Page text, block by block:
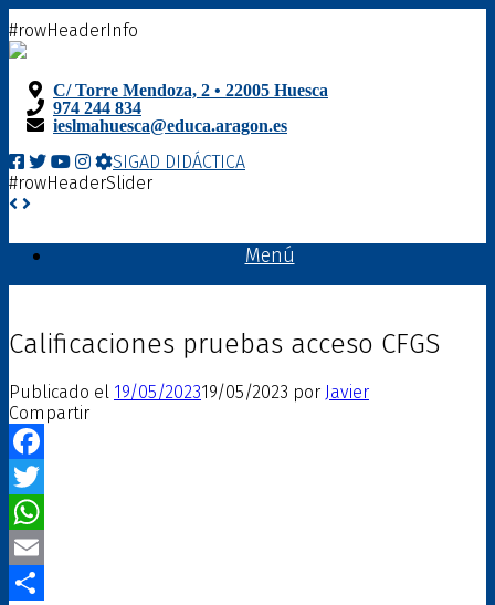
Saltar
al
contenido
#rowHeaderInfo
C/ Torre Mendoza, 2 • 22005 Huesca
974 244 834
ieslmahuesca@educa.aragon.es
SIGAD DIDÁCTICA
#rowHeaderSlider
Menú
Calificaciones pruebas acceso CFGS
Publicado el 19/05/202319/05/2023 por Javier
Compartir
Facebook
Twitter
WhatsApp
Email